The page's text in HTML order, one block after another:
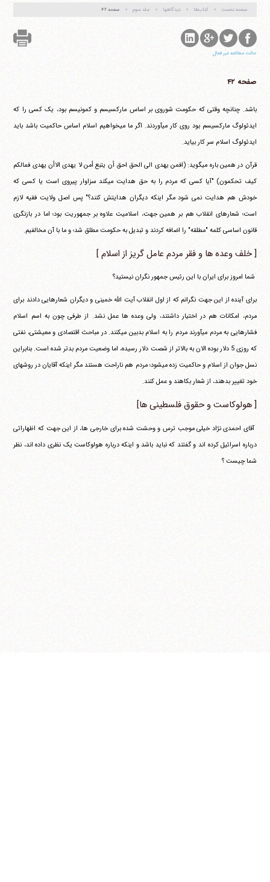
صفحه نخست کتاب‌ها دیدگاهها جلد سوم صفحه ۴۲
حالت مطالعه غیر فعال
صفحه ۴۲
باشد. چنانچه وقتی که حکومت شوروی بر اساس مارکسیسم و کمونیسم بود، یک کسی را که
ایدئولوگ مارکسیسم بود روی کار می‎آوردند. اگر ما می‎خواهیم اسلام اساس حاکمیت باشد باید
ایدئولوگ اسلام سر کار بیاید.
قرآن در همین باره می‎گوید:
(افمن یهدی الی الحق احق أن یتبع أمن لا یهدی الاأن یهدی فمالکم
کیف تحکمون)
"آیا کسی که مردم را به حق هدایت می‎کند سزاوار پیروی است یا کسی که
خودش هم هدایت نمی شود مگر اینکه دیگران هدایتش کنند؟" پس اصل ولایت فقیه لازم
است؛ شعارهای انقلاب هم بر همین جهت، اسلامیت علاوه بر جمهوریت بود؛ اما در بازنگری
قانون اساسی کلمه "مطلقه" را اضافه کردند و تبدیل به حکومت مطلق شد؛ و ما با آن مخالفیم.
[ خلف وعده ها و فقر مردم عامل گریز از اسلام ]
‏ شما امروز برای ایران با این رئیس جمهور نگران نیستید؟
برای آینده از این جهت نگرانم که از اول انقلاب آیت الله خمینی و دیگران شعارهایی دادند برای
مردم، امکانات هم در اختیار داشتند، ولی وعده ها عمل نشد. از طرفی چون به اسم اسلام
فشارهایی به مردم می‎آورند مردم را به اسلام بدبین می‎کنند. در مباحث اقتصادی و معیشتی، نفتی
که روزی 5 دلار بوده الان به بالاتر از شصت دلار رسیده، اما وضعیت مردم بدتر شده است. بنابراین
نسل جوان از اسلام و حاکمیت زده می‎شود؛ مردم هم ناراحت هستند مگر اینکه آقایان در روشهای
خود تغییر بدهند، از شعار بکاهند و عمل کنند.
[ هولوکاست و حقوق فلسطینی ها]
‏ آقای احمدی نژاد خیلی موجب ترس و وحشت شده برای خارجی ها، از این جهت که اظهاراتی
درباره اسرائیل کرده اند و گفتند که نباید باشد و اینکه درباره هولوکاست یک نظری داده اند، نظر
شما چیست ؟